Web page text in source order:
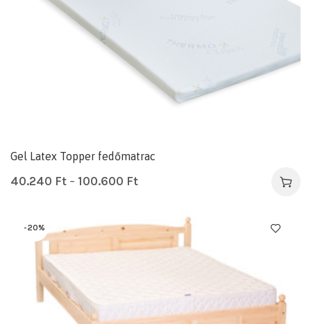
Gel Latex Topper fedőmatrac
40.240 Ft – 100.600 Ft
-20%